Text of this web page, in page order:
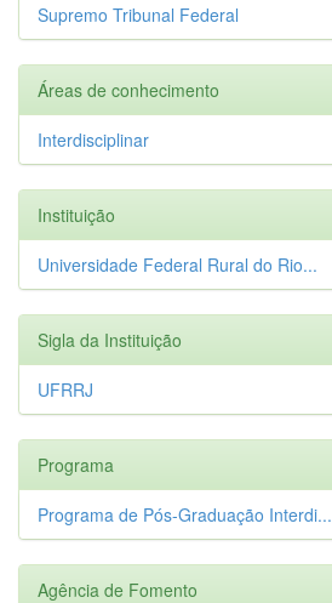
Supremo Tribunal Federal
Áreas de conhecimento
Interdisciplinar
Instituição
Universidade Federal Rural do Rio...
Sigla da Instituição
UFRRJ
Programa
Programa de Pós-Graduação Interdi...
Agência de Fomento